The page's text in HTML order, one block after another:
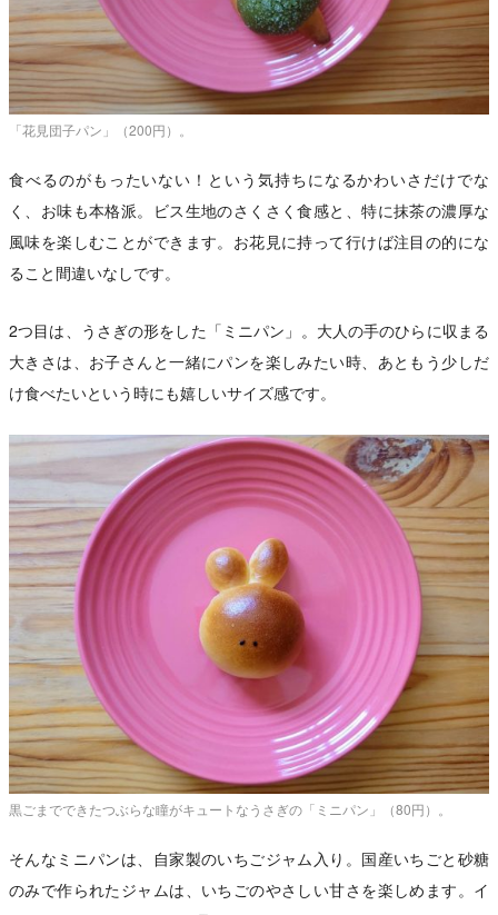
「花見団子パン」（200円）。
食べるのがもったいない！という気持ちになるかわいさだけでな
く、お味も本格派。ビス生地のさくさく食感と、特に抹茶の濃厚な
風味を楽しむことができます。お花見に持って行けば注目の的にな
ること間違いなしです。
2つ目は、うさぎの形をした「ミニパン」。大人の手のひらに収まる
大きさは、お子さんと一緒にパンを楽しみたい時、あともう少しだ
け食べたいという時にも嬉しいサイズ感です。
黒ごまでできたつぶらな瞳がキュートなうさぎの「ミニパン」（80円）。
そんなミニパンは、自家製のいちごジャム入り。国産いちごと砂糖
のみで作られたジャムは、いちごのやさしい甘さを楽しめます。イ